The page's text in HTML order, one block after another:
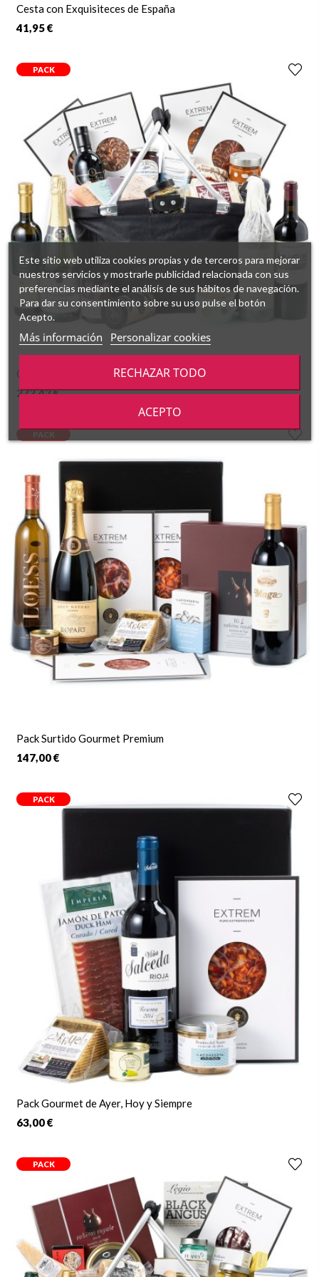
Cesta con Exquisiteces de España
41,95 €
PACK
Cesta Grandes Clásicos Gourmet
272,42 €
PACK
Pack Surtido Gourmet Premium
147,00 €
PACK
Pack Gourmet de Ayer, Hoy y Siempre
63,00 €
PACK
Este sitio web utiliza cookies propias y de terceros para mejorar
nuestros servicios y mostrarle publicidad relacionada con sus
preferencias mediante el análisis de sus hábitos de navegación.
Para dar su consentimiento sobre su uso pulse el botón
Acepto.
Más información Personalizar cookies
RECHAZAR TODO
ACEPTO